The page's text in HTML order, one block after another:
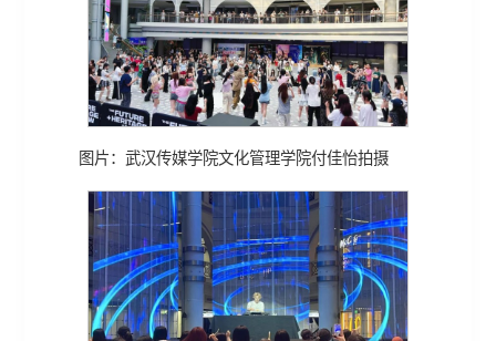
图片：武汉传媒学院文化管理学院付佳怡拍摄